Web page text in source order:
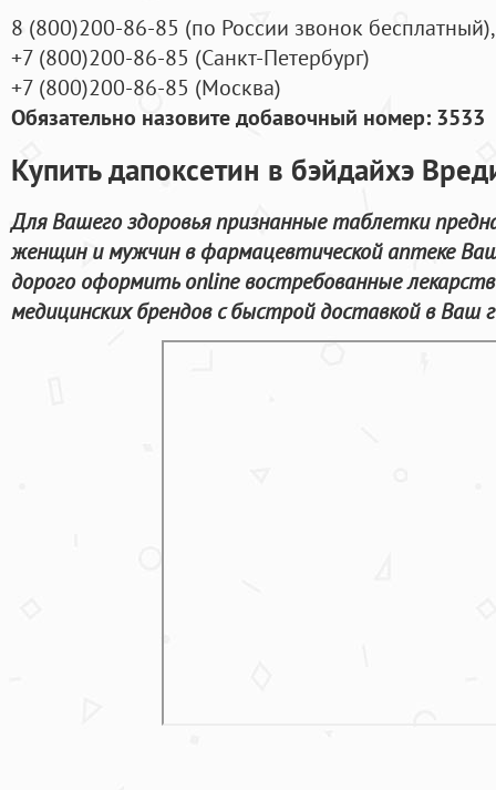
8 (800)200-86-85 (по России звонок бесплатный),
+7 (800)200-86-85 (Санкт-Петербург)
+7 (800)200-86-85 (Москва)
Обязательно назовите добавочный номер: 3533
Купить дапоксетин в бэйдайхэ
Для Вашего здоровья признанные таблетки
женщин и мужчин в фармацевтической аптеке
дорого оформить online востребованные
медицинских брендов с быстрой доставкой в Ваш